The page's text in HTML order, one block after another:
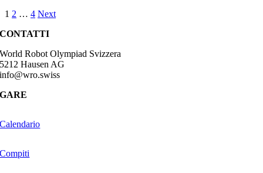
1 2 … 4 Next
CONTATTI
World Robot Olympiad Svizzera
5212 Hausen AG
info@wro.swiss
GARE
Calendario
Compiti